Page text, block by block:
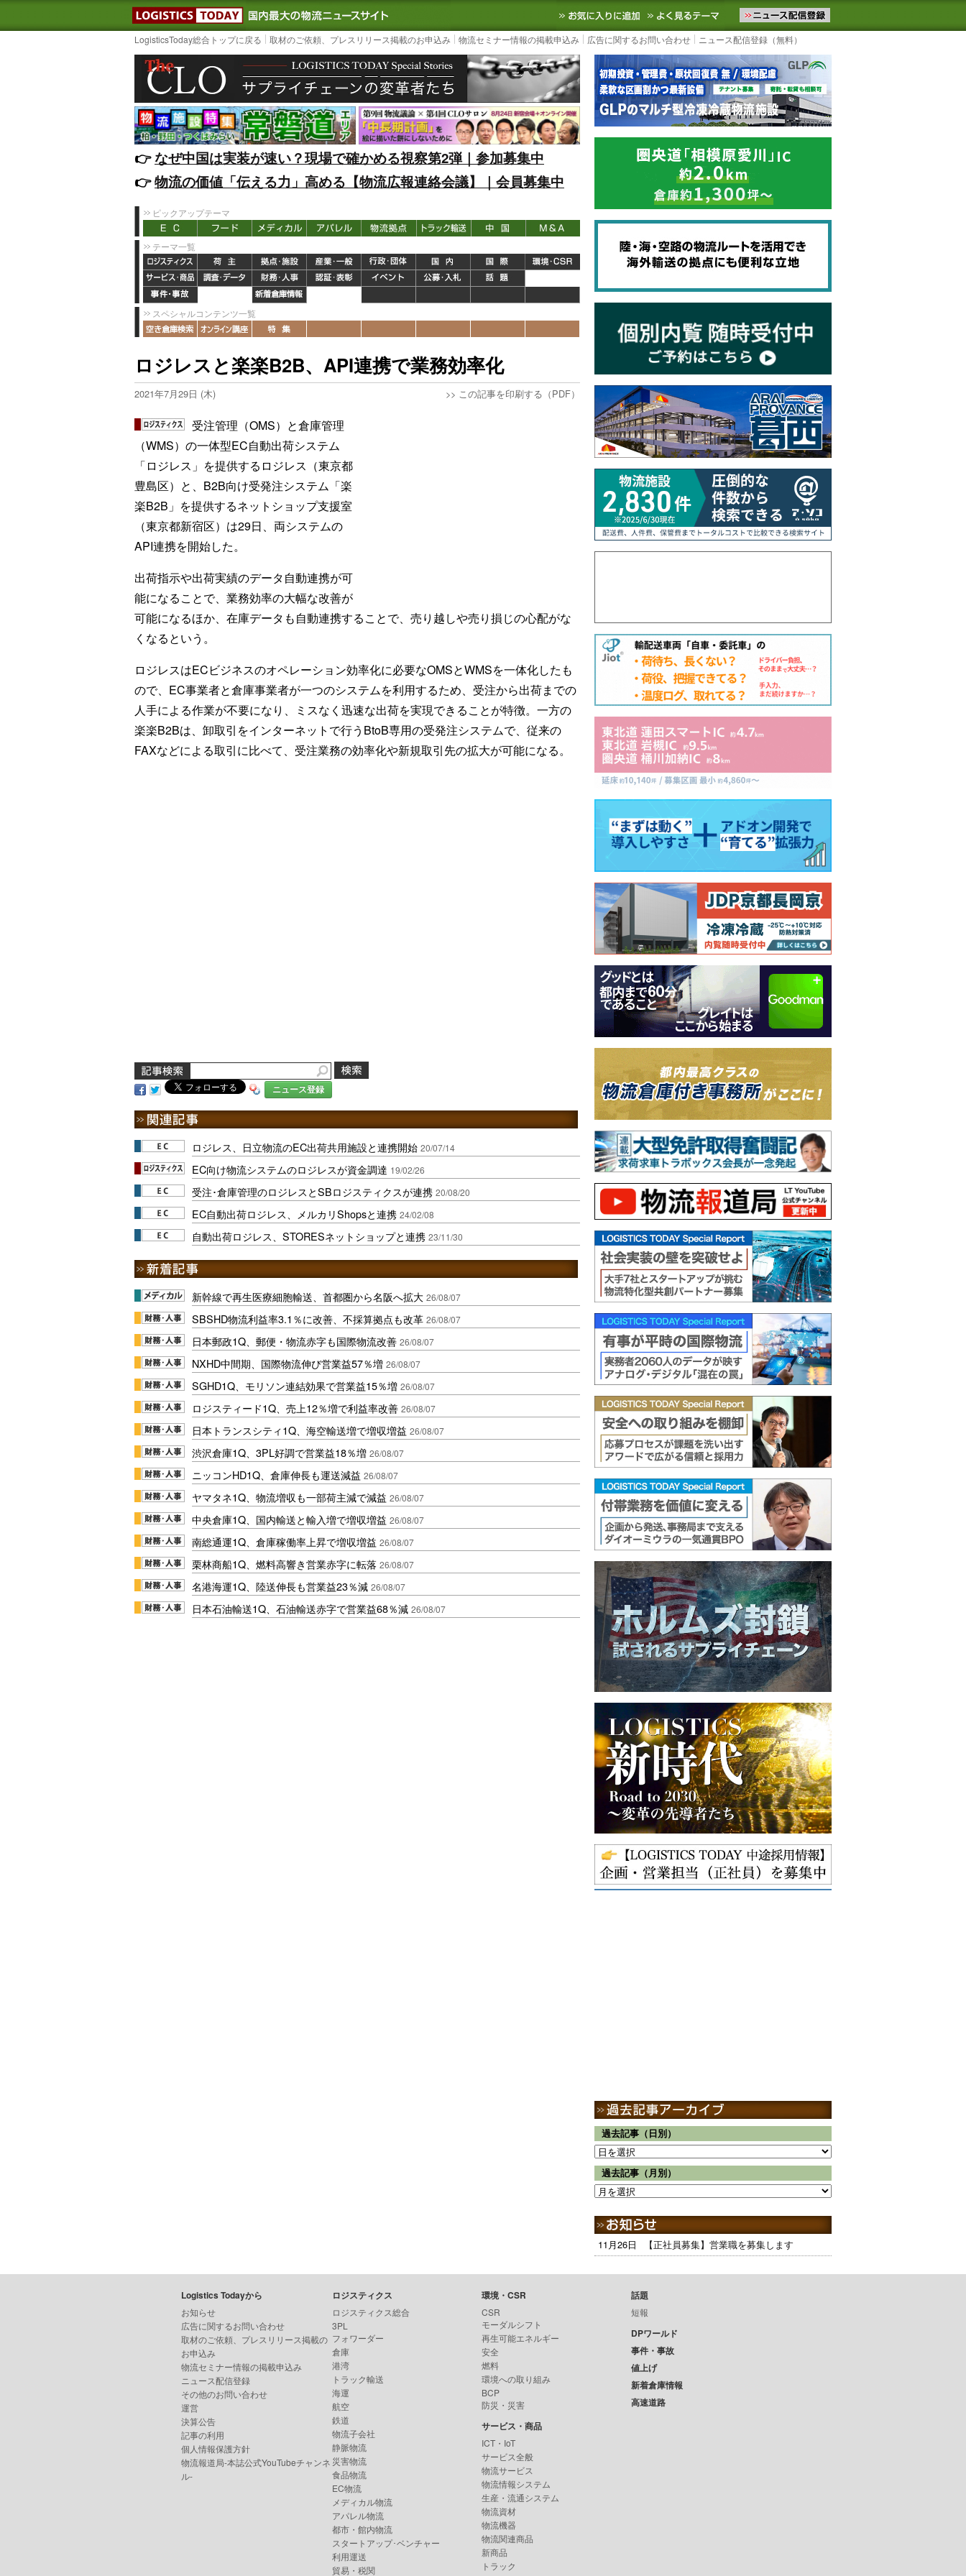
LOGISTICS TODAY｜国内最大の物流ニュースサイト3PL, SCMなど国内外の最新の物流ニュースをお届けします。物流ニュースメール配信を登録す
お気に入りに追加 よく見るテーマ
LogisticsToday総合トップに戻る 取材のご依頼、プレスリリース掲載のお申込み 物流セミナー情報の掲載申込み 広告に関するお問い合わせ ニュース配信登録（無料）
👉️なぜ中国は実装が速い？現場で確かめる視察第2弾｜参加募集中
👉️物流の価値「伝える力」高める【物流広報連絡会議】｜会員募集中
ピックアップテーマ
テーマ一覧
スペシャルコンテンツ一覧
ロジレスと楽楽B2B、API連携で業務効率化
2021年7月29日 (木) >> この記事を印刷する（PDF）
受注管理（OMS）と倉庫管理
（WMS）の一体型EC自動出荷システム
「ロジレス」を提供するロジレス（東京都
豊島区）と、B2B向け受発注システム「楽
楽B2B」を提供するネットショップ支援室
（東京都新宿区）は29日、両システムの
API連携を開始した。
出荷指示や出荷実績のデータ自動連携が可
能になることで、業務効率の大幅な改善が
可能になるほか、在庫データも自動連携することで、売り越しや売り損じの心配がな
くなるという。
ロジレスはECビジネスのオペレーション効率化に必要なOMSとWMSを一体化したも
ので、EC事業者と倉庫事業者が一つのシステムを利用するため、受注から出荷までの
人手による作業が不要になり、ミスなく迅速な出荷を実現できることが特徴。一方の
楽楽B2Bは、卸取引をインターネットで行うBtoB専用の受発注システムで、従来の
FAXなどによる取引に比べて、受注業務の効率化や新規取引先の拡大が可能になる。
ニュース登録
ロジレス、日立物流のEC出荷共用施設と連携開始 20/07/14
EC向け物流システムのロジレスが資金調達 19/02/26
受注･倉庫管理のロジレスとSBロジスティクスが連携 20/08/20
EC自動出荷ロジレス、メルカリShopsと連携 24/02/08
自動出荷ロジレス、STORESネットショップと連携 23/11/30
新幹線で再生医療細胞輸送、首都圏から名阪へ拡大 26/08/07
SBSHD物流利益率3.1％に改善、不採算拠点も改革 26/08/07
日本郵政1Q、郵便・物流赤字も国際物流改善 26/08/07
NXHD中間期、国際物流伸び営業益57％増 26/08/07
SGHD1Q、モリソン連結効果で営業益15％増 26/08/07
ロジスティード1Q、売上12％増で利益率改善 26/08/07
日本トランスシティ1Q、海空輸送増で増収増益 26/08/07
渋沢倉庫1Q、3PL好調で営業益18％増 26/08/07
ニッコンHD1Q、倉庫伸長も運送減益 26/08/07
ヤマタネ1Q、物流増収も一部荷主減で減益 26/08/07
中央倉庫1Q、国内輸送と輸入増で増収増益 26/08/07
南総通運1Q、倉庫稼働率上昇で増収増益 26/08/07
栗林商船1Q、燃料高響き営業赤字に転落 26/08/07
名港海運1Q、陸送伸長も営業益23％減 26/08/07
日本石油輸送1Q、石油輸送赤字で営業益68％減 26/08/07
過去記事（日別）
過去記事（月別）
11月26日 【正社員募集】営業職を募集します
Logistics Todayから
お知らせ
広告に関するお問い合わせ
取材のご依頼、プレスリリース掲載の
お申込み
物流セミナー情報の掲載申込み
ニュース配信登録
その他のお問い合わせ
運営
決算公告
記事の利用
個人情報保護方針
物流報道局-本誌公式YouTubeチャンネ
ル-
ロジスティクス
ロジスティクス総合
3PL
フォワーダー
倉庫
港湾
トラック輸送
海運
航空
鉄道
物流子会社
静脈物流
災害物流
食品物流
EC物流
メディカル物流
アパレル物流
都市・館内物流
スタートアップ･ベンチャー
利用運送
貿易・税関
環境・CSR
CSR
モーダルシフト
再生可能エネルギー
安全
燃料
環境への取り組み
BCP
防災・災害
サービス・商品
ICT・IoT
サービス全般
物流サービス
物流情報システム
生産・流通システム
物流資材
物流機器
物流関連商品
新商品
トラック
話題
短報
DPワールド
事件・事故
値上げ
新着倉庫情報
高速道路